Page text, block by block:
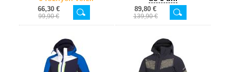
66,30 €
99,90 €
89,80 €
139,90 €